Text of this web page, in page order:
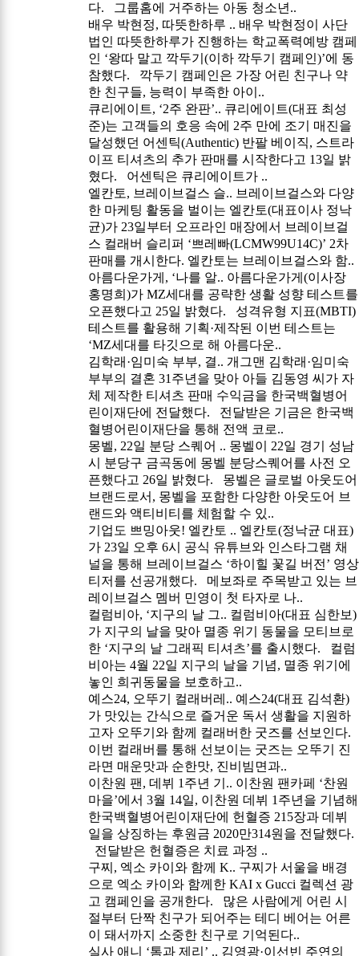
다. 그룹홈에 거주하는 아동 청소년..
배우 박현정, 따뜻한하루 .. 배우 박현정이 사단
법인 따뜻한하루가 진행하는 학교폭력예방 캠페
인 ‘왕따 말고 깍두기(이하 깍두기 캠페인)’에 동
참했다. 깍두기 캠페인은 가장 어린 친구나 약
한 친구들, 능력이 부족한 아이..
큐리에이트, ‘2주 완판’.. 큐리에이트(대표 최성
준)는 고객들의 호응 속에 2주 만에 조기 매진을
달성했던 어센틱(Authentic) 반팔 베이직, 스트라
이프 티셔츠의 추가 판매를 시작한다고 13일 밝
혔다. 어센틱은 큐리에이트가 ..
엘칸토, 브레이브걸스 슬.. 브레이브걸스와 다양
한 마케팅 활동을 벌이는 엘칸토(대표이사 정낙
균)가 23일부터 오프라인 매장에서 브레이브걸
스 컬래버 슬리퍼 ‘쁘레빠(LCMW99U14C)’ 2차
판매를 개시한다. 엘칸토는 브레이브걸스와 함..
아름다운가게, ‘나를 알.. 아름다운가게(이사장
홍명희)가 MZ세대를 공략한 생활 성향 테스트를
오픈했다고 25일 밝혔다. 성격유형 지표(MBTI)
테스트를 활용해 기획·제작된 이번 테스트는
‘MZ세대를 타깃으로 해 아름다운..
김학래·임미숙 부부, 결.. 개그맨 김학래·임미숙
부부의 결혼 31주년을 맞아 아들 김동영 씨가 자
체 제작한 티셔츠 판매 수익금을 한국백혈병어
린이재단에 전달했다. 전달받은 기금은 한국백
혈병어린이재단을 통해 전액 코로..
몽벨, 22일 분당 스퀘어 .. 몽벨이 22일 경기 성남
시 분당구 금곡동에 몽벨 분당스퀘어를 사전 오
픈했다고 26일 밝혔다. 몽벨은 글로벌 아웃도어
브랜드로서, 몽벨을 포함한 다양한 아웃도어 브
랜드와 액티비티를 체험할 수 있..
기업도 쁘밍아웃! 엘칸토 .. 엘칸토(정낙균 대표)
가 23일 오후 6시 공식 유튜브와 인스타그램 채
널을 통해 브레이브걸스 ‘하이힐 꽃길 버전’ 영상
티저를 선공개했다. 메보좌로 주목받고 있는 브
레이브걸스 멤버 민영이 첫 타자로 나..
컬럼비아, ‘지구의 날 그.. 컬럼비아(대표 심한보)
가 지구의 날을 맞아 멸종 위기 동물을 모티브로
한 ‘지구의 날 그래픽 티셔츠’를 출시했다. 컬럼
비아는 4월 22일 지구의 날을 기념, 멸종 위기에
놓인 희귀동물을 보호하고..
예스24, 오뚜기 컬래버레.. 예스24(대표 김석환)
가 맛있는 간식으로 즐거운 독서 생활을 지원하
고자 오뚜기와 함께 컬래버한 굿즈를 선보인다.
이번 컬래버를 통해 선보이는 굿즈는 오뚜기 진
라면 매운맛과 순한맛, 진비빔면과..
이찬원 팬, 데뷔 1주년 기.. 이찬원 팬카페 ‘찬원
마을’에서 3월 14일, 이찬원 데뷔 1주년을 기념해
한국백혈병어린이재단에 헌혈증 215장과 데뷔
일을 상징하는 후원금 2020만314원을 전달했다.
전달받은 헌혈증은 치료 과정 ..
구찌, 엑소 카이와 함께 K.. 구찌가 서울을 배경
으로 엑소 카이와 함께한 KAI x Gucci 컬렉션 광
고 캠페인을 공개한다. 많은 사람에게 어린 시
절부터 단짝 친구가 되어주는 테디 베어는 어른
이 돼서까지 소중한 친구로 기억된다..
실사 애니 ‘톰과 제리’ .. 김영광·이선빈 주연의